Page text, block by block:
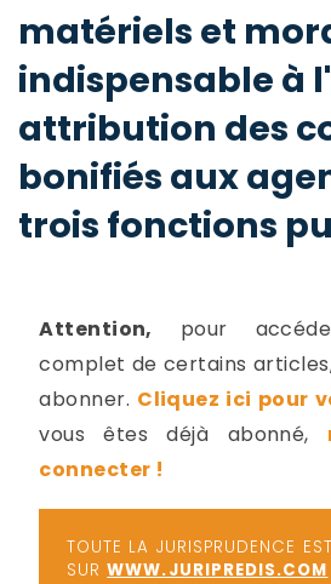
matériels et
indispensable à l'
attribution des
bonifiés aux
trois fonctions
Attention, pour
complet de certains
abonner. Cliquez ici pour
vous êtes déjà abonné,
connecter !
TOUTE LA JURISPRUDENCE
SURWWW.JURIPREDIS.COM